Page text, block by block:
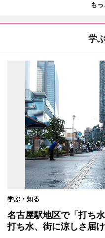
も
学
学ぶ・知る
名古屋駅地区で「打ち
打ち水、街に涼しさ届